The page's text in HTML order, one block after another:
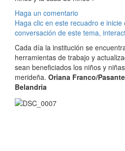
Haga un comentario
Haga clic en este recuadro e
conversación de este tema,
Cada día la institución se
herramientas de trabajo y
sean beneficiados los niños y
merideña. Oriana Franco/
Belandria